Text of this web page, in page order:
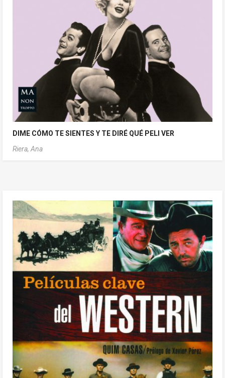
DIME CÓMO TE SIENTES Y TE DIRÉ QUÉ PELI VER
Riera, Ana